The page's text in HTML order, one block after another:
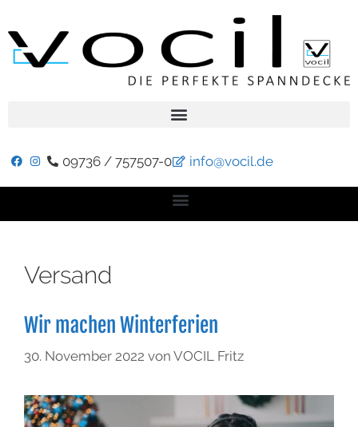
09736 / 757507-0 info@vocil.de
Versand
Wir machen Winterferien
30. November 2022 von VOCIL Fritz